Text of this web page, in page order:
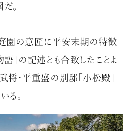
。
園の意匠に平安末期の特徴
語」の記述とも合致したことよ
将・平重盛の別邸「小松殿」
る。